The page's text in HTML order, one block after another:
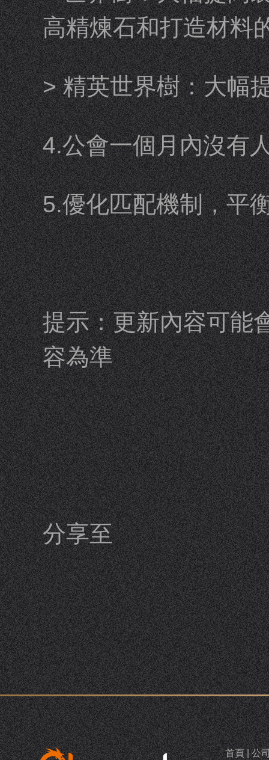
高精煉石和打造材料
> 精英世界樹：大幅
4.公會一個月內沒有
5.優化匹配機制，平
提示：更新內容可能
容為準
分享至
首頁|公